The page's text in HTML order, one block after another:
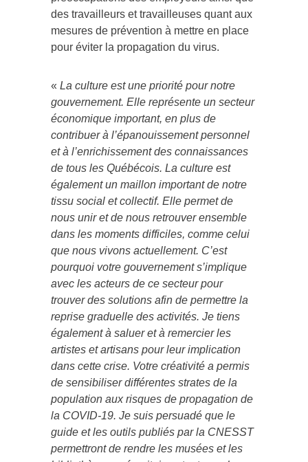
des travailleurs et travailleuses quant aux
mesures de prévention à mettre en place
pour éviter la propagation du virus.
« La culture est une priorité pour notre
gouvernement. Elle représente un secteur
économique important, en plus de
contribuer à l’épanouissement personnel
et à l’enrichissement des connaissances
de tous les Québécois. La culture est
également un maillon important de notre
tissu social et collectif. Elle permet de
nous unir et de nous retrouver ensemble
dans les moments difficiles, comme celui
que nous vivons actuellement. C’est
pourquoi votre gouvernement s’implique
avec les acteurs de ce secteur pour
trouver des solutions afin de permettre la
reprise graduelle des activités. Je tiens
également à saluer et à remercier les
artistes et artisans pour leur implication
dans cette crise. Votre créativité a permis
de sensibiliser différentes strates de la
population aux risques de propagation de
la COVID-19. Je suis persuadé que le
guide et les outils publiés par la CNESST
permettront de rendre les musées et les